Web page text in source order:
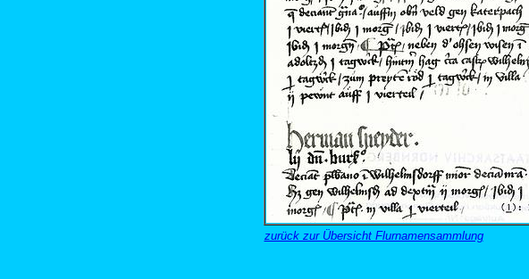
zurück zur Übersicht Flurnamensammlung